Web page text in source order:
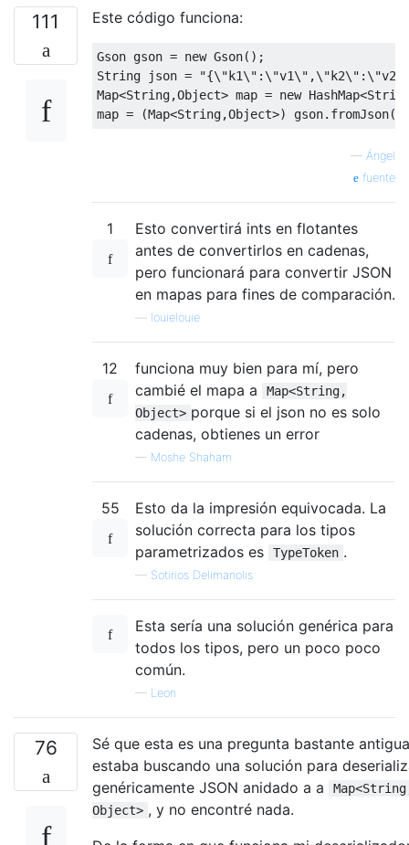
111 Este código funciona:
Gson gson = new Gson();
String json =
Map<String,Object> map = new HashMap<
map = (Map<String,Object>) gson. fromJson(
— Ángel
fuente
1
Esto convertirá ints en flotantes
antes de convertirlos en cadenas,
pero funcionará para convertir JSON
en mapas para fines de comparación.
louielouie
12
funciona muy bien para mí, pero
cambié el mapa a
Map<String,
Object> porque si el json no es solo
cadenas, obtienes un error
— Moshe Shaham
55
Esto da la impresión equivocada. La
solución correcta para los tipos
parametrizados es
TypeToken .
— Sotirios Delimanolis
Esta sería una solución genérica para
todos los tipos, pero un poco poco
común.
— Leon
76
Sé que esta es una pregunta bastante
estaba buscando una solución para
genéricamente JSON anidado a a
Object> , y no encontré nada.